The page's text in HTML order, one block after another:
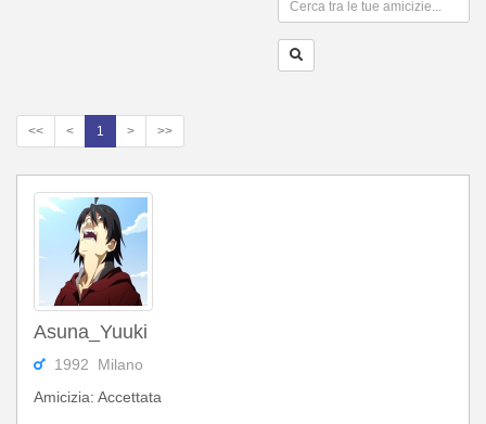
<< < 1 > >>
Asuna_Yuuki
1992 Milano
Amicizia: Accettata